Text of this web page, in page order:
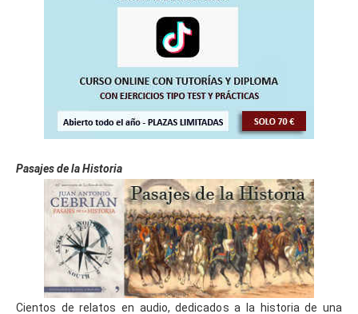
Pasajes de la Historia
Cientos de relatos en audio, dedicados a la historia de una